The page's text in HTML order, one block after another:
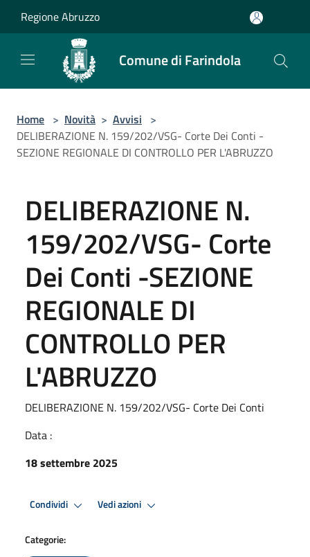
Regione Abruzzo
Comune di Farindola
Home > Novità > Avvisi >
DELIBERAZIONE N. 159/202/VSG- Corte Dei Conti -
SEZIONE REGIONALE DI CONTROLLO PER L'ABRUZZO
DELIBERAZIONE N.
159/202/VSG- Corte
Dei Conti -SEZIONE
REGIONALE DI
CONTROLLO PER
L'ABRUZZO
DELIBERAZIONE N. 159/202/VSG- Corte Dei Conti
Data :
18 settembre 2025
Condividi Vedi azioni
Categorie: